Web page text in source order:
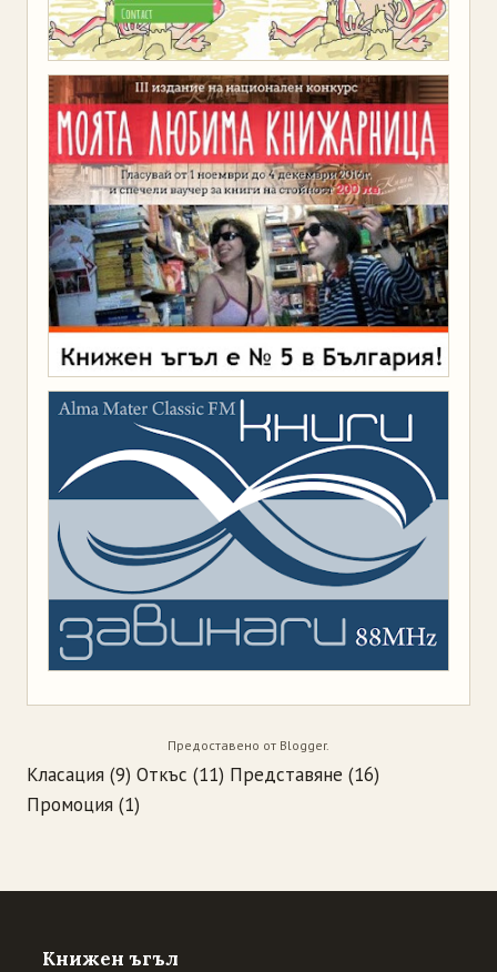
Предоставено от Blogger.
Класация (9) Откъс (11) Представяне (16)
Промоция (1)
Книжен ъгъл